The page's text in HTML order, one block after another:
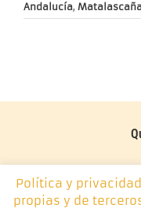
Andalucía,
Política y
propias y de